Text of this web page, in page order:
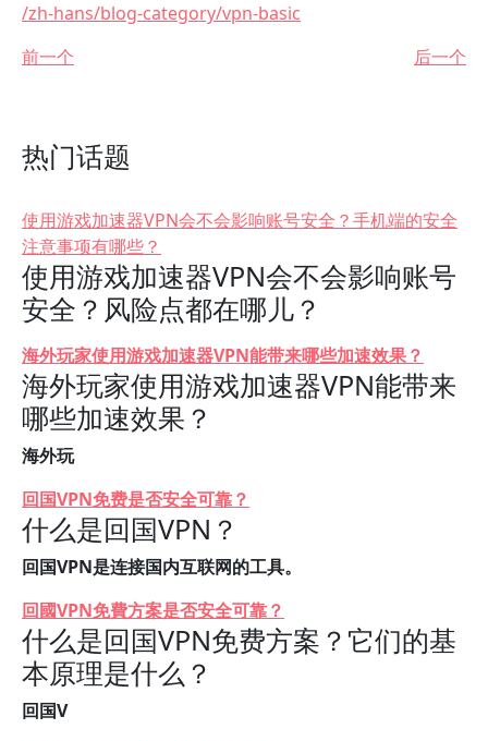
/zh-hans/blog-category/vpn-basic
前一个
后一个
热门话题
使用游戏加速器VPN会不会影响账号安全？手机端的安全
注意事项有哪些？
使用游戏加速器VPN会不会影响账号
安全？风险点都在哪儿？
海外玩家使用游戏加速器VPN能带来哪些加速效果？
海外玩家使用游戏加速器VPN能带来
哪些加速效果？
海外玩
回国VPN免费是否安全可靠？
什么是回国VPN？
回国VPN是连接国内互联网的工具。
回國VPN免費方案是否安全可靠？
什么是回国VPN免费方案？它们的基
本原理是什么？
回国V